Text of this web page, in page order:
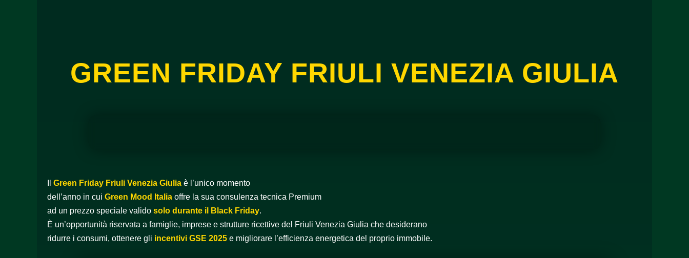
GREEN FRIDAY FRIULI VENEZIA GIULIA
Green Friday Friuli Venezia Giulia è l’unico momento
dell’anno in cui Green Mood Italia offre la sua consulenza tecnica Premium
ad un prezzo speciale valido solo durante il Black Friday.
È un’opportunità riservata a famiglie, imprese e strutture ricettive del Friuli Venezia Giulia che desiderano
ridurre i consumi, ottenere gli incentivi GSE 2025 e migliorare l’efficienza energetica del proprio immobile.